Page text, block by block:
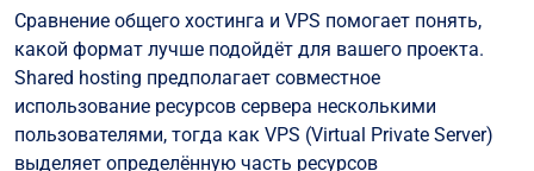
Сравнение общего хостинга и VPS помогает понять,
какой формат лучше подойдёт для вашего проекта.
Shared hosting предполагает совместное
использование ресурсов сервера несколькими
пользователями, тогда как VPS (Virtual Private Server)
выделяет определённую часть ресурсов